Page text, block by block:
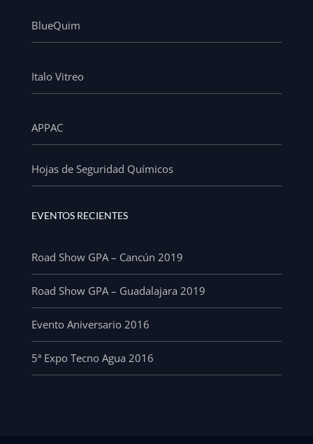
BlueQuim
Italo Vitreo
APPAC
Hojas de Seguridad Químicos
EVENTOS RECIENTES
Road Show GPA – Cancún 2019
Road Show GPA – Guadalajara 2019
Evento Aniversario 2016
5ª Expo Tecno Agua 2016